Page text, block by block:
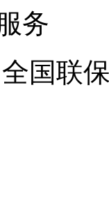
务
国联